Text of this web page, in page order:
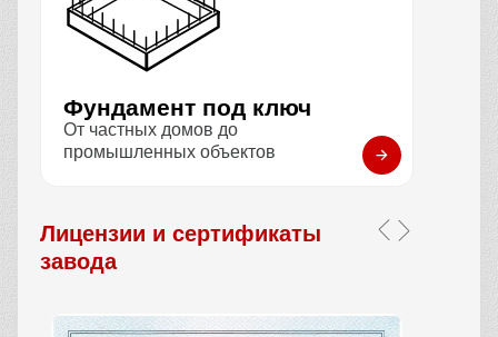
Фундамент под ключ
От частных домов до
промышленных объектов
Лицензии и сертификаты
завода